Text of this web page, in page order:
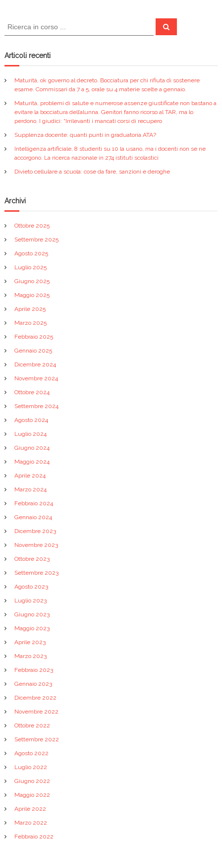
g
a
z
i
o
n
e
a
t
i
c
o
l
i
c
a
C
Articoli recenti
Maturità, ok governo al decreto. Bocciatura per chi rifiuta di sostenere
esame. Commissari da 7 a 5, orale su 4 materie scelte a gennaio.
Maturità, problemi di salute e numerose assenze giustificate non bastano a
evitare la bocciatura dell’alunna. Genitori fanno ricorso al TAR, ma lo
perdono. I giudici: “Irrilevanti i mancati corsi di recupero
Supplenza docente: quanti punti in graduatoria ATA?
Intelligenza artificiale, 8 studenti su 10 la usano, ma i docenti non se ne
accorgono. La ricerca nazionale in 274 istituti scolastici
Divieto cellulare a scuola: cose da fare, sanzioni e deroghe
Archivi
Ottobre 2025
Settembre 2025
Agosto 2025
Luglio 2025
Giugno 2025
Maggio 2025
Aprile 2025
Marzo 2025
Febbraio 2025
Gennaio 2025
Dicembre 2024
Novembre 2024
Ottobre 2024
Settembre 2024
Agosto 2024
Luglio 2024
Giugno 2024
Maggio 2024
Aprile 2024
Marzo 2024
Febbraio 2024
Gennaio 2024
Dicembre 2023
Novembre 2023
Ottobre 2023
Settembre 2023
Agosto 2023
Luglio 2023
Giugno 2023
Maggio 2023
Aprile 2023
Marzo 2023
Febbraio 2023
Gennaio 2023
Dicembre 2022
Novembre 2022
Ottobre 2022
Settembre 2022
Agosto 2022
Luglio 2022
Giugno 2022
Maggio 2022
Aprile 2022
Marzo 2022
Febbraio 2022